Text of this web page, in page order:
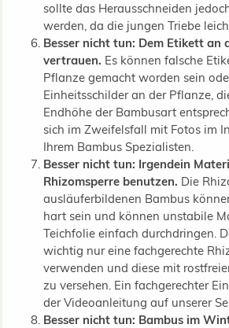
sollte das Herausschneiden
werden, da die jungen Triebe
Besser nicht tun: Dem Etikett an
vertrauen. Es können falsche
Pflanze gemacht worden sein
Einheitsschilder an der Pflanze,
Endhöhe der Bambusart
sich im Zweifelsfall mit Fotos im
Ihrem Bambus Spezialisten.
Besser nicht tun: Irgendein
Rhizomsperre benutzen. Die
ausläuferbildenen Bambus
hart sein und können unstabile
Teichfolie einfach durchdringen.
wichtig nur eine fachgerechte
verwenden und diese mit
zu versehen. Ein fachgerechter
der Videoanleitung auf unserer
Besser nicht tun: Bambus im